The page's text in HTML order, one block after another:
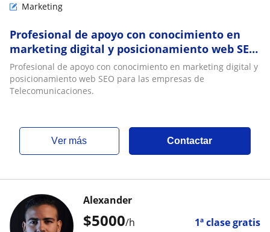
Marketing
Profesional de apoyo con conocimiento en
marketing digital y posicionamiento web SEO
para las empresas de Telecomunicaciones
Profesional de apoyo con conocimiento en marketing digital y
posicionamiento web SEO para las empresas de
Telecomunicaciones.
ver más Contactar
$5000/h 1ª clase gratis
Alexander